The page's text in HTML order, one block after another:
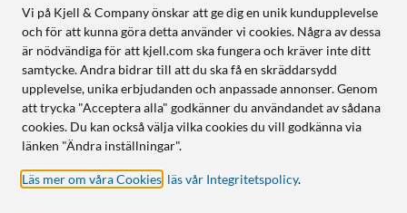
Vi på Kjell & Company önskar att ge dig en unik kundupplevelse
och för att kunna göra detta använder vi cookies. Några av dessa
är nödvändiga för att kjell.com ska fungera och kräver inte ditt
samtycke. Andra bidrar till att du ska få en skräddarsydd
upplevelse, unika erbjudanden och anpassade annonser. Genom
att trycka "Acceptera alla" godkänner du användandet av sådana
cookies. Du kan också välja vilka cookies du vill godkänna via
länken "Ändra inställningar".
Läs mer om våra Cookies läs vår Integritetspolicy.